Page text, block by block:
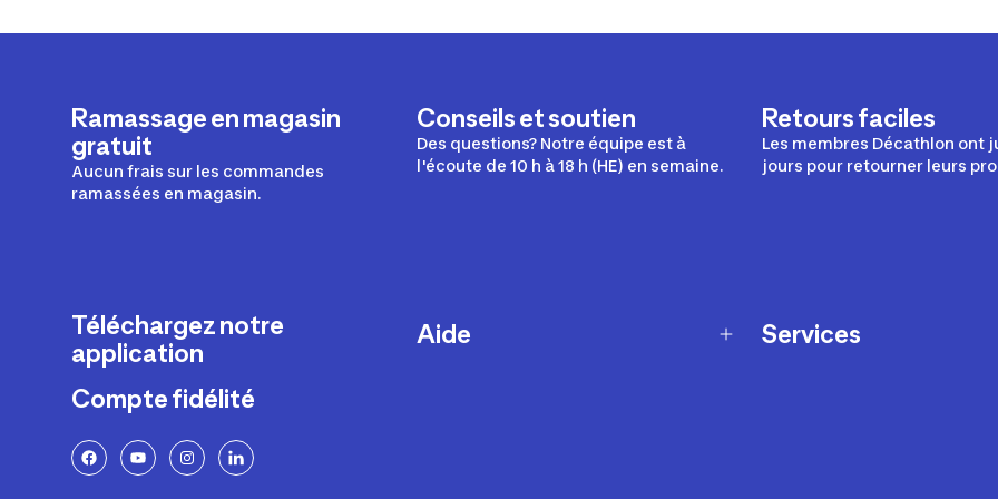
Ramassage en magasin
gratuit
Aucun frais sur les commandes
ramassées en magasin.
Conseils et soutien
Des questions? Notre équipe est à
l'écoute de 10 h à 18 h (HE) en semaine.
Retours faciles
Les membres Décathlon ont
jours pour retourner leurs
Téléchargez notre
application
Compte fidélité
Aide Services